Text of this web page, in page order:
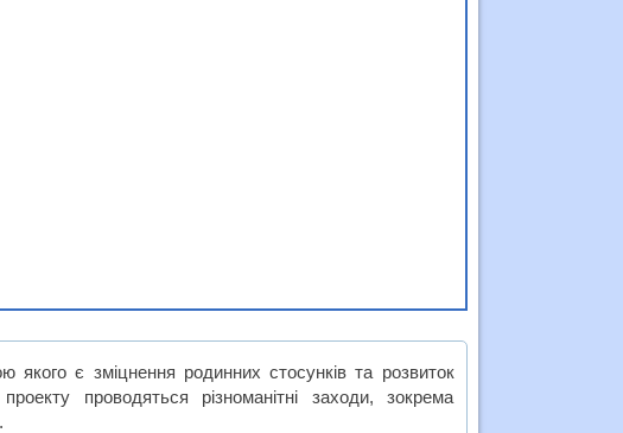
є зміцнення родинних стосунків та розвиток
проводяться різноманітні заходи, зокрема